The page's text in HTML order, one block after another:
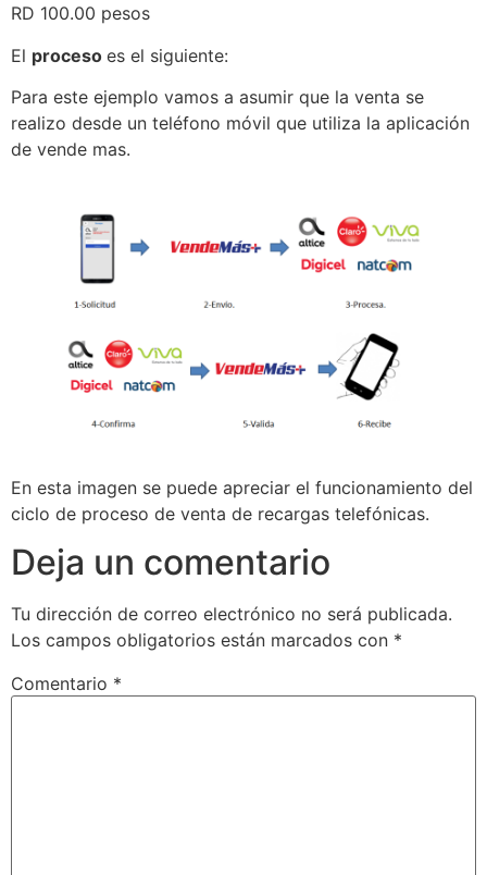
RD 100.00 pesos
El proceso es el siguiente:
Para este ejemplo vamos a asumir que la venta se
realizo desde un teléfono móvil que utiliza la aplicación
de vende mas.
En esta imagen se puede apreciar el funcionamiento del
ciclo de proceso de venta de recargas telefónicas.
Deja un comentario
Tu dirección de correo electrónico no será publicada.
Los campos obligatorios están marcados con *
Comentario *